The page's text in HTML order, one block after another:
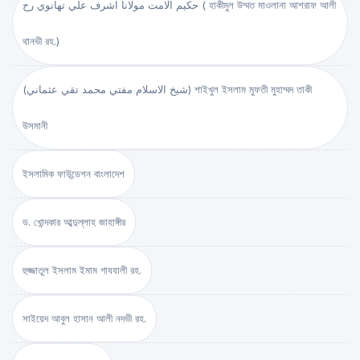
حكيم الامت مولانا اشرف علي تهانوي رح ( হাকীমুল উম্মত মাওলানা আশরাফ আলী
থানভী রহ.)
(شيخ الاسلام مفتي محمد تقي عثماني) শাইখুল ইসলাম মুফতী মুহাম্মদ তাকী
উসমানী
ইসলামিক ফাউন্ডেশন বাংলাদেশ
ড. খোন্দকার আব্দুল্লাহ জাহাঙ্গীর
হুজ্জাতুল ইসলাম ইমাম গাযযালী রহ.
সাইয়েদ আবুল হাসান আলী নদভী রহ.